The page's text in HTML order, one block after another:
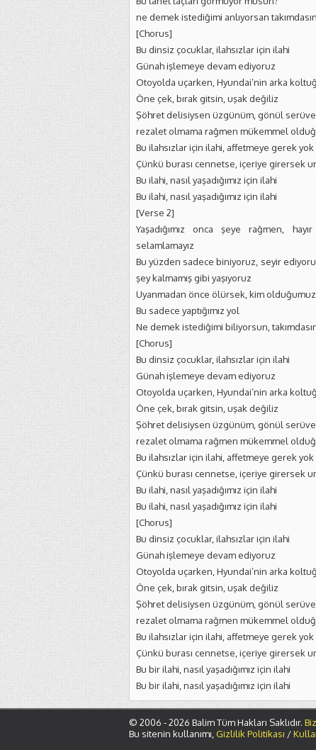
ne demek istediğimi anlıyorsan takımdasın
[Chorus]
Bu dinsiz çocuklar, ilahsızlar için ilahi
Günah işlemeye devam ediyoruz
Otoyolda uçarken, Hyundai’nin arka
Öne çek, bırak gitsin, uşak değiliz
Şöhret delisiysen üzgünüm, gönül
rezalet olmama rağmen mükemmel
Bu ilahsızlar için ilahi, affetmeye gerek yok
Çünkü burası cennetse, içeriye girersek
Bu ilahi, nasıl yaşadığımız için ilahi
Bu ilahi, nasıl yaşadığımız için ilahi
[Verse 2]
Yaşadığımız onca şeye rağmen,
selamlamayız
Bu yüzden sadece biniyoruz, seyir
şey kalmamış gibi yaşıyoruz
Uyanmadan önce ölürsek, kim olduğumuz
Bu sadece yaptığımız yol
Ne demek istediğimi biliyorsun,
[Chorus]
Bu dinsiz çocuklar, ilahsızlar için ilahi
Günah işlemeye devam ediyoruz
Otoyolda uçarken, Hyundai’nin arka
Öne çek, bırak gitsin, uşak değiliz
Şöhret delisiysen üzgünüm, gönül
rezalet olmama rağmen mükemmel
Bu ilahsızlar için ilahi, affetmeye gerek yok
Çünkü burası cennetse, içeriye girersek
Bu ilahi, nasıl yaşadığımız için ilahi
Bu ilahi, nasıl yaşadığımız için ilahi
[Chorus]
Bu dinsiz çocuklar, ilahsızlar için ilahi
Günah işlemeye devam ediyoruz
Otoyolda uçarken, Hyundai’nin arka
Öne çek, bırak gitsin, uşak değiliz
Şöhret delisiysen üzgünüm, gönül
rezalet olmama rağmen mükemmel
Bu ilahsızlar için ilahi, affetmeye gerek yok
Çünkü burası cennetse, içeriye girersek
Bu bir ilahi, nasıl yaşadığımız için ilahi
Bu bir ilahi, nasıl yaşadığımız için ilahi
© 2006 - 2026 Balim Tüm Hakları Saklıdır.
Bu sitenin kullanımı, Gizlilik Politikası /